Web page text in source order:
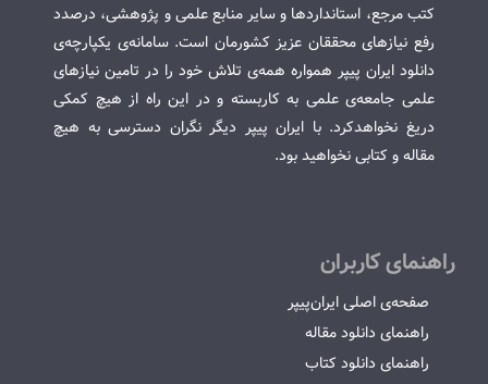
کتب مرجع، استانداردها و سایر منابع علمی و پژوهشی، درصدد
رفع نیازهای محققان عزیز کشورمان است. سامانه‌ی یکپارچه‌ی
دانلود ایران پیپر همواره همه‌ی تلاش خود را در تامین نیازهای
علمی جامعه‌ی علمی به کاربسته و در این راه از هیچ کمکی
دریغ نخواهدکرد. با ایران پیپر دیگر نگران دسترسی به هیچ
مقاله و کتابی نخواهید بود.
راهنمای کاربران
صفحه‌ی اصلی ایران‌پیپر
راهنمای دانلود مقاله
راهنمای دانلود کتاب